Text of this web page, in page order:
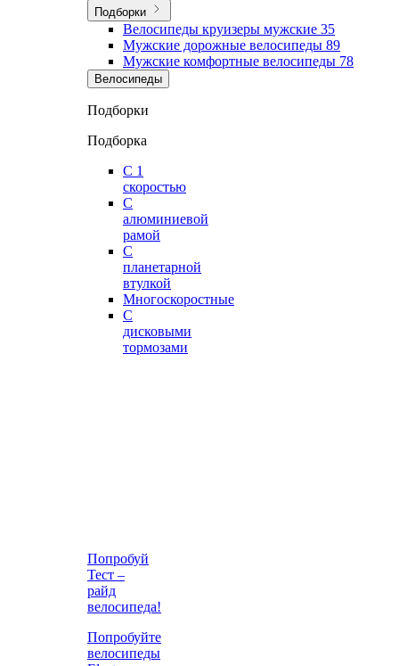
Подборки
Велосипеды круизеры мужские 35
Мужские дорожные велосипеды 89
Мужские комфортные велосипеды 78
Велосипеды
Подборки
Подборка
С 1
скоростью
С
алюминиевой
рамой
С
планетарной
втулкой
Многоскоростные
С
дисковыми
тормозами
Попробуй
Тест –
райд
велосипеда!
Попробуйте
велосипеды